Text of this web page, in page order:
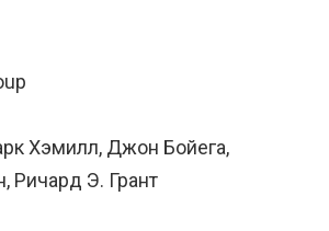
Хэмилл, Джон Бойега,
Ричард Э. Грант